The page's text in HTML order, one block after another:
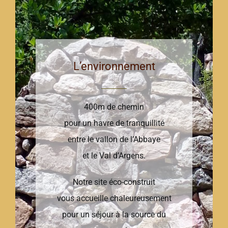
L’environnement
400m de chemin
pour un havre de tranquillité
entre le vallon de l’Abbaye
et le Val d’Argens.
Notre site éco-construit
vous accueille chaleureusement
pour un séjour à la source du